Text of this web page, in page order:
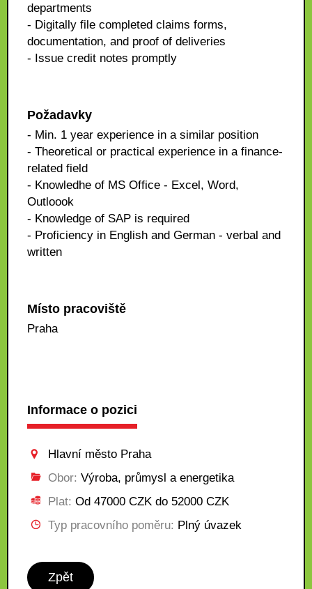
departments
- Digitally file completed claims forms,
documentation, and proof of deliveries
- Issue credit notes promptly
Požadavky
- Min. 1 year experience in a similar position
- Theoretical or practical experience in a finance-
related field
- Knowledhe of MS Office - Excel, Word,
Outloook
- Knowledge of SAP is required
- Proficiency in English and German - verbal and
written
Místo pracoviště
Praha
Informace o pozici
Hlavní město Praha
Obor: Výroba, průmysl a energetika
Plat: Od 47000 CZK do 52000 CZK
Typ pracovního poměru: Plný úvazek
Zpět